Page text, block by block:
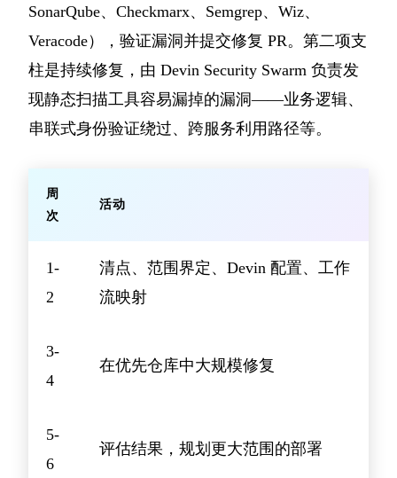
SonarQube、Checkmarx、Semgrep、Wiz、
Veracode），验证漏洞并提交修复 PR。第二项支
柱是持续修复，由 Devin Security Swarm 负责发
现静态扫描工具容易漏掉的漏洞——业务逻辑、
串联式身份验证绕过、跨服务利用路径等。
周
次
活动
1-
2
清点、范围界定、Devin 配置、工作
流映射
3-
4
在优先仓库中大规模修复
5-
6
评估结果，规划更大范围的部署